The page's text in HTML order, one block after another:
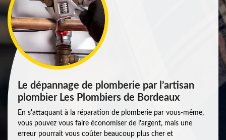
Le dépannage de plomberie par l’artisan
plombier Les Plombiers de Bordeaux
En s'attaquant à la réparation de plomberie par vous-même,
vous pouvez vous faire économiser de l'argent, mais une
erreur pourrait vous coûter beaucoup plus cher et